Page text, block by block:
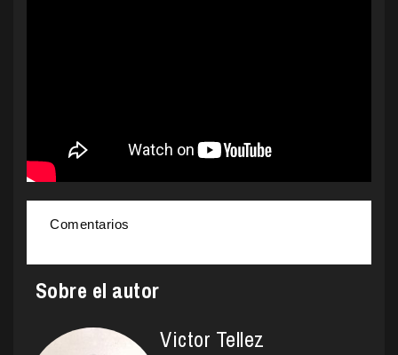
Comentarios
Sobre el autor
Victor Tellez